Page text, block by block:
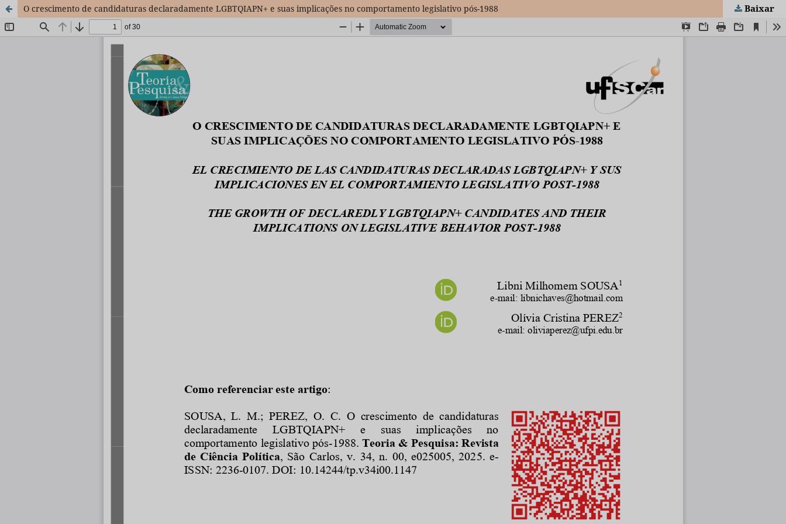
O crescimento de candidaturas declaradamente LGBTQIAPN+ e suas implicações no comportamento legislativo pós-1988 Baixar